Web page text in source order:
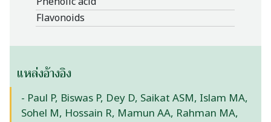
Flavonoids
แหล่งอ้างอิง
- Paul P, Biswas P, Dey D, Saikat ASM, Islam MA,
Sohel M, Hossain R, Mamun AA, Rahman MA,